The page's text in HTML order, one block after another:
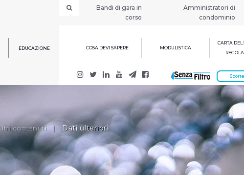
Bandi di gara in
corso
Amministratori di
condominio
EDUCAZIONE COSA DEVI SAPERE MODULISTICA
CARTA DEL
contenuti | Dati ulteriori